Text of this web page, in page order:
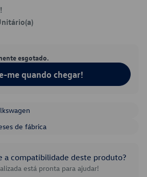
esgotado.
me quando chegar!
de fábrica
a compatibilidade deste produto?
está pronta para ajudar!